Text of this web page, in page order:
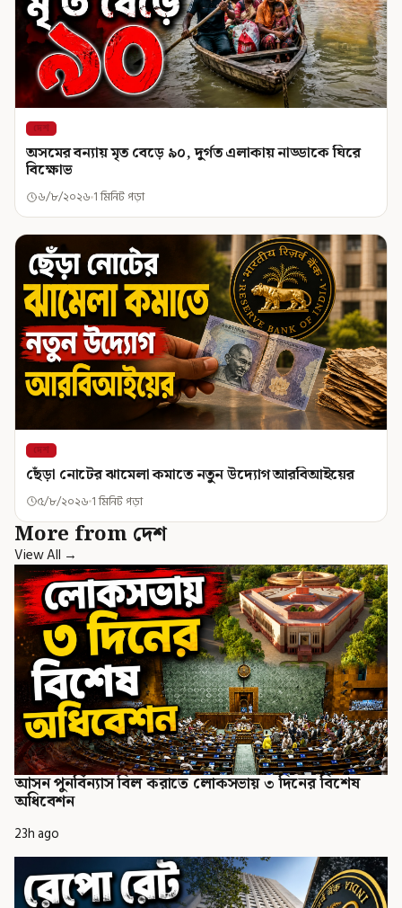
দেশ
অসমের বন্যায় মৃত বেড়ে ৯০, দুর্গত এলাকায় নাড্ডাকে ঘিরে
বিক্ষোভ
৬/৮/২০২৬ 1 মিনিট পড়া
দেশ
ছেঁড়া নোটের ঝামেলা কমাতে নতুন উদ্যোগ আরবিআইয়ের
৫/৮/২০২৬ 1 মিনিট পড়া
More from দেশ
View All →
আসন পুনর্বিন্যাস বিল করাতে লোকসভায় ৩ দিনের বিশেষ
অধিবেশন
23h ago